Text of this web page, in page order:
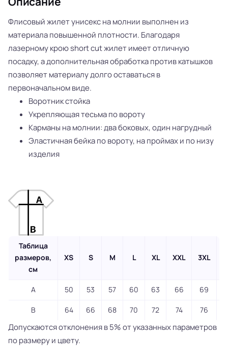
Флисовый жилет унисекс на молнии выполнен из
материала повышенной плотности. Благодаря
лазерному крою short cut жилет имеет отличную
посадку, а дополнительная обработка против катышков
позволяет материалу долго оставаться в
первоначальном виде.
Воротник стойка
Укрепляющая тесьма по вороту
Карманы на молнии: два боковых, один нагрудный
Эластичная бейка по вороту, на проймах и по низу
изделия
Таблица
размеров,
см
XS S M L XL XXL 3XL
A 50 53 57 60 63 66 69
B 64 66 68 70 72 74 76
Допускаются отклонения в 5% от указанных параметров
по размеру и цвету.